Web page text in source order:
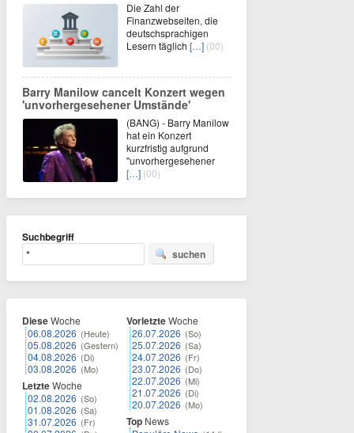
Die Zahl der
Finanzwebseiten, die
deutschsprachigen
Lesern täglich […] (00)
Barry Manilow cancelt Konzert wegen
'unvorhergesehener Umstände'
(BANG) - Barry Manilow
hat ein Konzert
kurzfristig aufgrund
"unvorhergesehener
[…] (00)
Suchbegriff
suchen
DieseWoche
06.08.2026 (Heute)
05.08.2026 (Gestern)
04.08.2026 (Di)
03.08.2026 (Mo)
LetzteWoche
02.08.2026 (So)
01.08.2026 (Sa)
31.07.2026 (Fr)
VorletzteWoche
26.07.2026 (So)
25.07.2026 (Sa)
24.07.2026 (Fr)
23.07.2026 (Do)
22.07.2026 (Mi)
21.07.2026 (Di)
20.07.2026 (Mo)
Top News